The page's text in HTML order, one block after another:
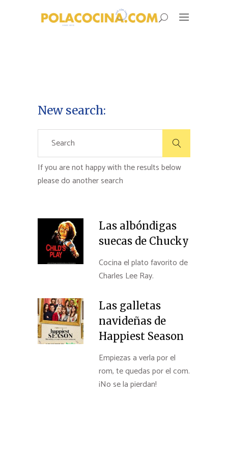
New search:
Search
If you are not happy with the results below
please do another search
Las albóndigas
suecas de Chucky
Cocina el plato favorito de
Charles Lee Ray.
Las galletas
navideñas de
Happiest Season
Empiezas a verla por el
rom, te quedas por el com.
¡No se la pierdan!